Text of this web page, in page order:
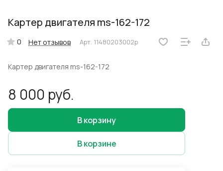
Картер двигателя ms-162-172
0 Нет отзывов Арт. 11480203002р
Картер двигателя ms-162-172
8 000 руб.
В корзину
В корзине